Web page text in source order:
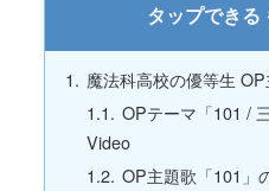
魔法科高校の優等生
OPテーマ「101 /
Video
OP主題歌「101」